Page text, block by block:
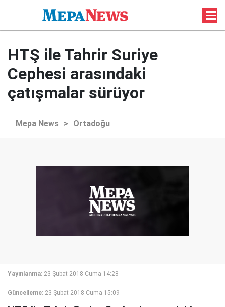
HTŞ ile Tahrir Suriye
Cephesi arasındaki
çatışmalar sürüyor
Mepa News > Ortadoğu
Yayınlanma: 23 Şubat 2018 Cuma 14:28
Güncelleme: 23 Şubat 2018 Cuma 15:09